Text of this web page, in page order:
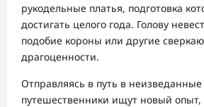
рукодельные платья, подготовка
достигать целого года. Голову
подобие короны или другие
драгоценности.
Отправляясь в путь в
путешественники ищут новый